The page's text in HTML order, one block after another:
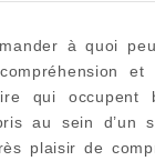
à quoi
et
qui occupent
au sein d’un
plaisir de